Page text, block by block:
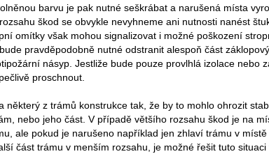
barvu je pak nutné seškrábat a narušená místa
škod se obvykle nevyhneme ani nutnosti nanést
omítky však mohou signalizovat i možné poškození
pravděpodobně nutné odstranit alespoň část
násyp. Jestliže bude pouze provlhlá izolace nebo
proschnout.
některý z trámů konstrukce tak, že by to mohlo ohrozit
nebo jeho část. V případě většího rozsahu škod je na
ale pokud je narušeno například jen zhlaví trámu v místě
část trámu v menším rozsahu, je možné řešit tuto